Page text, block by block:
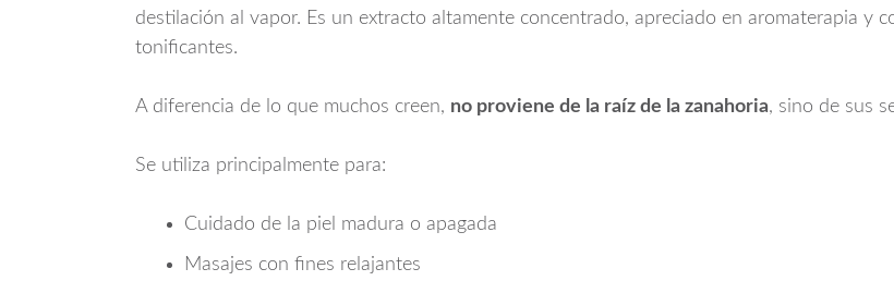
destilación al vapor. Es un extracto altamente concentrado, apreciado en aromaterapia y
tonificantes.
A diferencia de lo que muchos creen, no proviene de la raíz de la zanahoria, sino de sus
Se utiliza principalmente para:
Cuidado de la piel madura o apagada
Masajes con fines relajantes